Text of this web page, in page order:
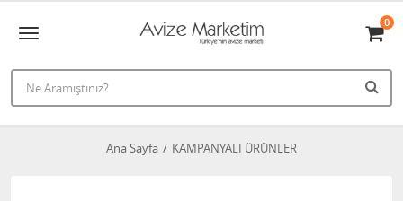
0
Ana Sayfa KAMPANYALI ÜRÜNLER